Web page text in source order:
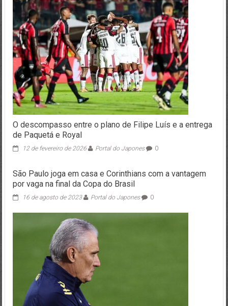
O descompasso entre o plano de Filipe Luís e a entrega
de Paquetá e Royal
12 de fevereiro de 2026 Portal do Japones 0
São Paulo joga em casa e Corinthians com a vantagem
por vaga na final da Copa do Brasil
16 de agosto de 2023 Portal do Japones 0